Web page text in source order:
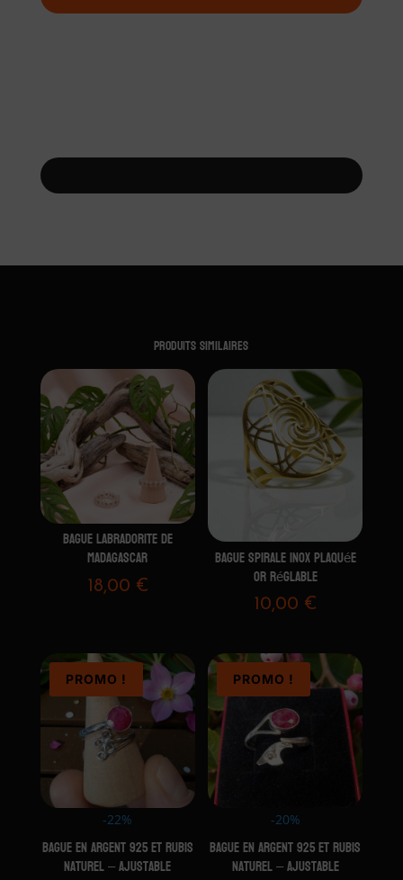
Produits similaires
BAGUE LABRADORITE DE
MADAGASCAR
18,00 €
Bague spirale inox plaquée
Or réglable
10,00 €
PROMO !
-22%
Bague en Argent 925 et Rubis
Naturel – Ajustable
PROMO !
-20%
Bague en Argent 925 et Rubis
Naturel – Ajustable